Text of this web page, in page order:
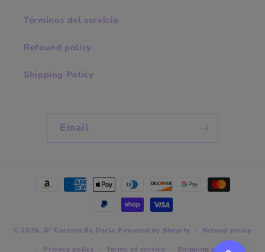
Términos del servicio
Refound policy
Shipping Policy
Email
Payment
© 2026, D' Custom By Darla Powered by Shopify
Refund policy
Privacy policy
Terms of service Shipping policy